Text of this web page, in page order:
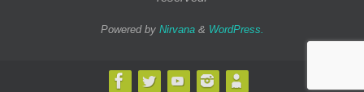
Powered by Nirvana& WordPress.